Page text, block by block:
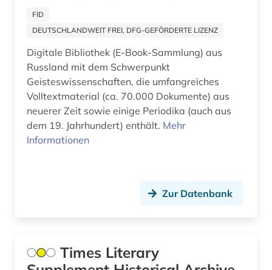
gutzkow, karl | schriftsteller; dramaturg;
dramatiker; publizist; journalist; philologe;
handbuch (2)
handschrift (4)
hebräisch (2)
historische sprachwissenschaft (1)
FID
DEUTSCHLANDWEIT FREI, DFG-GEFÖRDERTE LIZENZ
Digitale Bibliothek (E-Book-Sammlung) aus
Russland mit dem Schwerpunkt
Geisteswissenschaften, die umfangreiches
Volltextmaterial (ca. 70.000 Dokumente) aus
neuerer Zeit sowie einige Periodika (auch aus
dem 19. Jahrhundert) enthält. Mehr
Informationen
Zur Datenbank
Times Literary